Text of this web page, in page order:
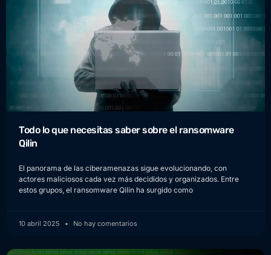
Todo lo que necesitas saber sobre el ransomware
Qilin
El panorama de las ciberamenazas sigue evolucionando, con
actores maliciosos cada vez más decididos y organizados. Entre
estos grupos, el ransomware Qilin ha surgido como
10 abril 2025 No hay comentarios